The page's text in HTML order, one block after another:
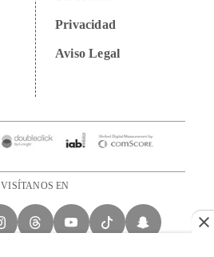
Privacidad
Aviso Legal
VISÍTANOS EN